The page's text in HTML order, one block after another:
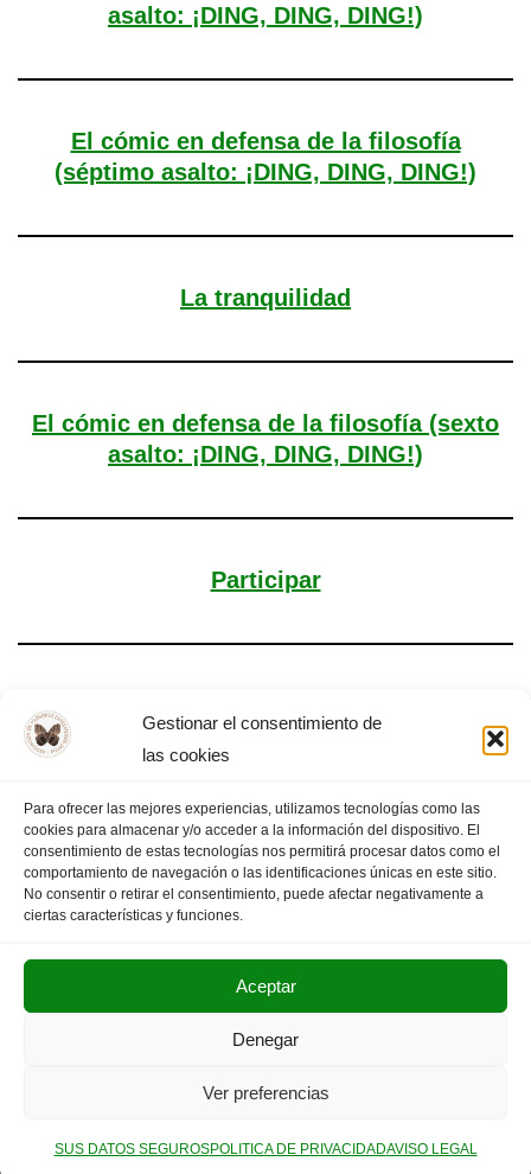
Gestionar el consentimiento de
las cookies
Para ofrecer las mejores experiencias, utilizamos tecnologías como las
cookies para almacenar y/o acceder a la información del dispositivo. El
consentimiento de estas tecnologías nos permitirá procesar datos como el
comportamiento de navegación o las identificaciones únicas en este sitio.
No consentir o retirar el consentimiento, puede afectar negativamente a
ciertas características y funciones.
Aceptar
Denegar
Ver preferencias
SUS DATOS SEGUROSPOLITICA DE PRIVACIDADAVISO LEGAL
asalto: ¡DING, DING, DING!)
El cómic en defensa de la filosofía
(séptimo asalto: ¡DING, DING, DING!)
La tranquilidad
El cómic en defensa de la filosofía (sexto
asalto: ¡DING, DING, DING!)
Participar
« PÁGINA
ANTERIOR
1 2 3 4
… 7
PÁGINA
SIGUIENTE »
POLITICA DE PRIVACIDAD
AVISO LEGAL
Neve| Funciona gracias aWordPress